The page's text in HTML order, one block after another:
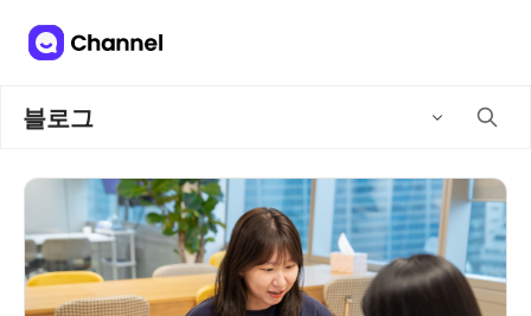
블로그